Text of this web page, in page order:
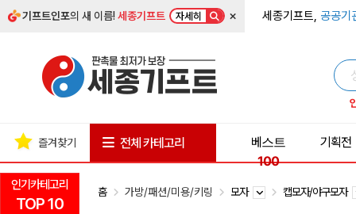
기프트인포의 새 이름!세종기프트 자세히 × 세종기프트, 공공기
인기카테고리
TOP 10
즐겨찾기 전체 카테고리
베스트
100
기획전
홈 가방/패션/미용/키링 모자 캡모자/야구모자